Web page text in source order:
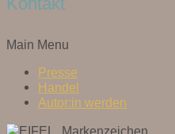
Main Menu
Presse
Handel
Autor:in werden